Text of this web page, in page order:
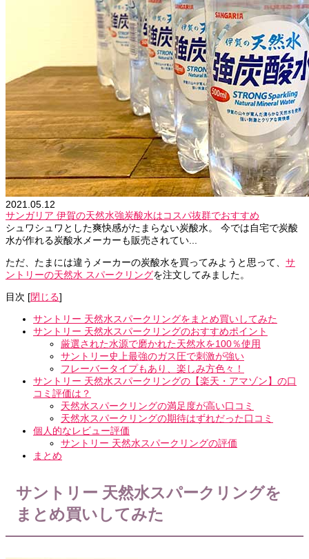
2021.05.12
サンガリア 伊賀の天然水強炭酸水はコスパ抜群でおすすめ
シュワシュワとした爽快感がたまらない炭酸水。 今では自宅で炭酸
水が作れる炭酸水メーカーも販売されてい...
ただ、たまには違うメーカーの炭酸水を買ってみようと思って、 サ
ントリーの天然水 スパークリングを注文してみました。
目次 [閉じる]
サントリー 天然水スパークリングをまとめ買いしてみた
サントリー 天然水スパークリングのおすすめポイント
厳選された水源で磨かれた天然水を100％使用
サントリー史上最強のガス圧で刺激が強い
フレーバータイプもあり、楽しみ方色々！
サントリー 天然水スパークリングの【楽天・アマゾン】の口
コミ評価は？
天然水スパークリングの満足度が高い口コミ
天然水スパークリングの期待はずれだった口コミ
個人的なレビュー評価
サントリー 天然水スパークリングの評価
まとめ
サントリー 天然水スパークリングを
まとめ買いしてみた